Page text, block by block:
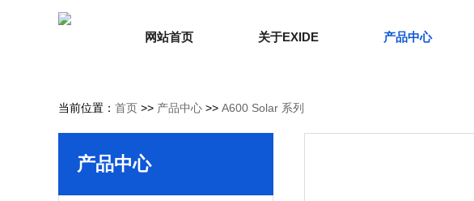
网站首页 关于EXIDE 产品中心
当前位置： 首页 >> 产品中心 >> A600 Solar 系列
产品中心